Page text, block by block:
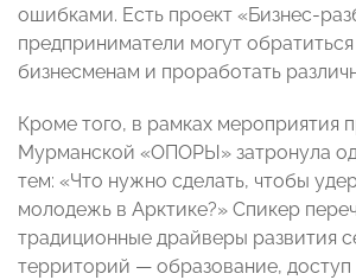
ошибками. Есть проект «Бизнес-
предприниматели могут
бизнесменам и проработать
Кроме того, в рамках мероприятия
Мурманской «ОПОРЫ» затронула
тем: «Что нужно сделать, чтобы
молодежь в Арктике?» Спикер
традиционные драйверы развития
территорий — образование,